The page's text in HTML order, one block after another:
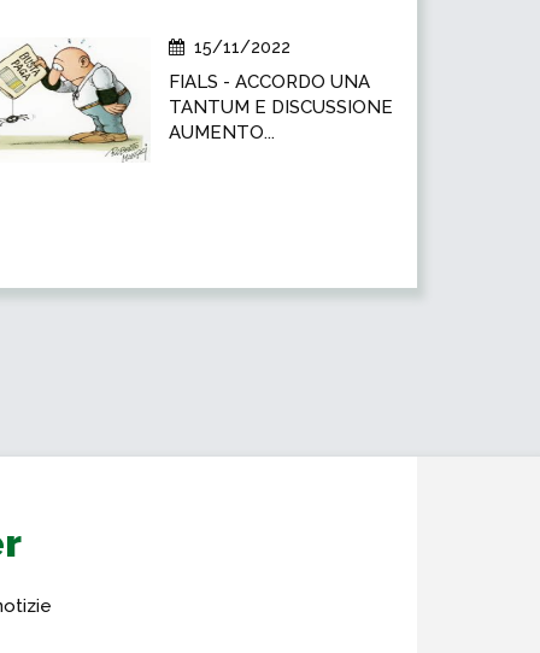
15/11/2022
FIALS - ACCORDO UNA
TANTUM E DISCUSSIONE
AUMENTO...